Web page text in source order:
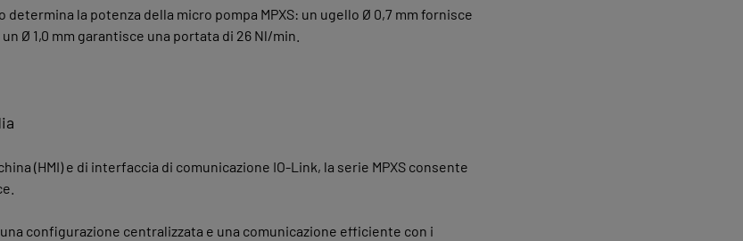
determina la potenza della micro pompa MPXS: un ugello Ø 0,7 mm fornisce
Ø 1,0 mm garantisce una portata di 26 Nl/min.
(HMI) e di interfaccia di comunicazione IO‑Link, la serie MPXS consente
configurazione centralizzata e una comunicazione efficiente con i